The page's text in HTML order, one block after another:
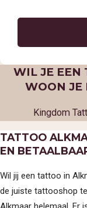
WIL JE EEN
WOON JE
Kingdom
TATTOO
EN
Wil jij een tattoo in
de juiste tattooshop